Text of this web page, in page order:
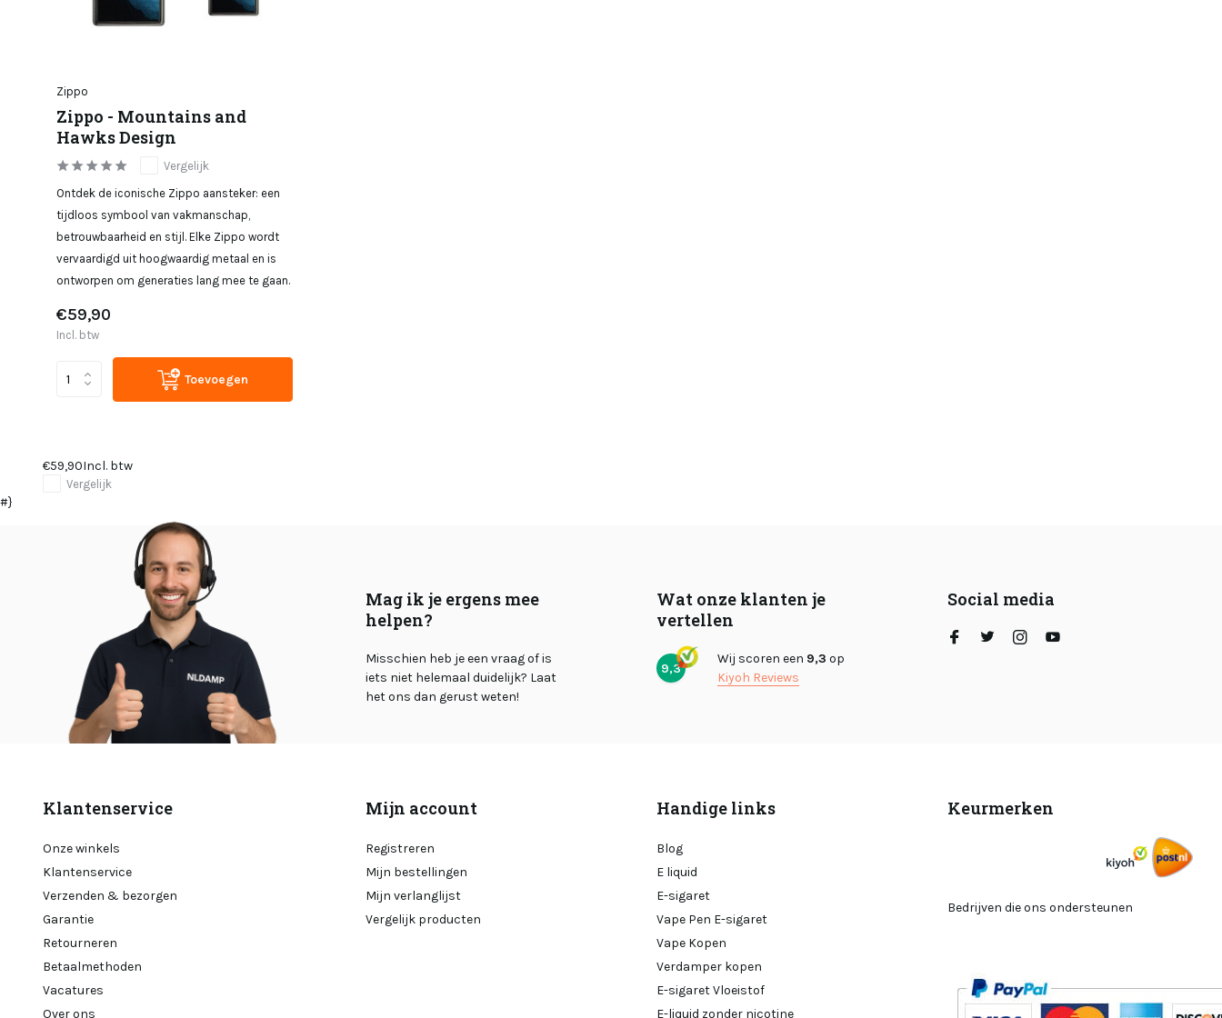
Zippo
Zippo - Mountains and
Hawks Design
Vergelijk
Ontdek de iconische Zippo aansteker: een
tijdloos symbool van vakmanschap,
betrouwbaarheid en stijl. Elke Zippo wordt
vervaardigd uit hoogwaardig metaal en is
ontworpen om generaties lang mee te gaan.
€59,90
Incl. btw
Toevoegen
€59,90Incl. btw
Vergelijk
#}
Mag ik je ergens mee
helpen?
Misschien heb je een vraag of is
iets niet helemaal duidelijk? Laat
het ons dan gerust weten!
Wat onze klanten je
vertellen
9,3
Wij scoren een 9,3 op
Kiyoh Reviews
Social media
Klantenservice
Onze winkels
Klantenservice
Verzenden & bezorgen
Garantie
Retourneren
Betaalmethoden
Vacatures
Over ons
Mijn account
Registreren
Mijn bestellingen
Mijn verlanglijst
Vergelijk producten
Handige links
Blog
E liquid
E-sigaret
Vape Pen E-sigaret
Vape Kopen
Verdamper kopen
E-sigaret Vloeistof
E-liquid zonder nicotine
Keurmerken
Bedrijven die ons ondersteunen